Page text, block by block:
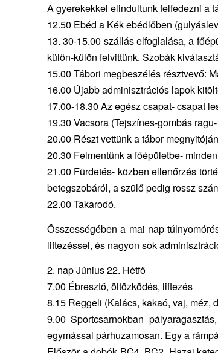
A gyerekekkel elindultunk felfedezni a
12.50 Ebéd a Kék ebédlőben
13. 30-15.00 szállás elfoglalása, a
külön-külön felvittünk. Szobák
15.00 Tábori megbeszélés résztvevő:
16.00 Újabb adminisztrációs lapok
17.00-18.30 Az egész csapat- csapat
19.30 Vacsora (Tejszínes-gombás
20.00 Részt vettünk a tábor
20.30 Felmentünk a főépületbe-
21.00 Fürdetés- közben ellenőrzés
betegszobáról, a szülő pedig rossz
22.00 Takarodó.
Összességében a mai nap
liftezéssel, és nagyon sok
2. nap Június 22. Hétfő
7.00 Ébresztő, öltözködés, liftezés
8.15 Reggeli (Kalács, kakaó, vaj, méz,
9.00 Sportcsarnokban
egymással párhuzamosan. Egy a